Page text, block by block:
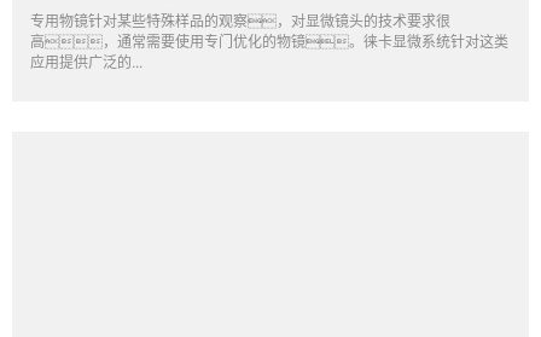
专用物镜针对某些特殊样品的观察，对显微镜头的技术要求很
高，通常需要使用专门优化的物镜。徕卡显微系统针对这类
应用提供广泛的...